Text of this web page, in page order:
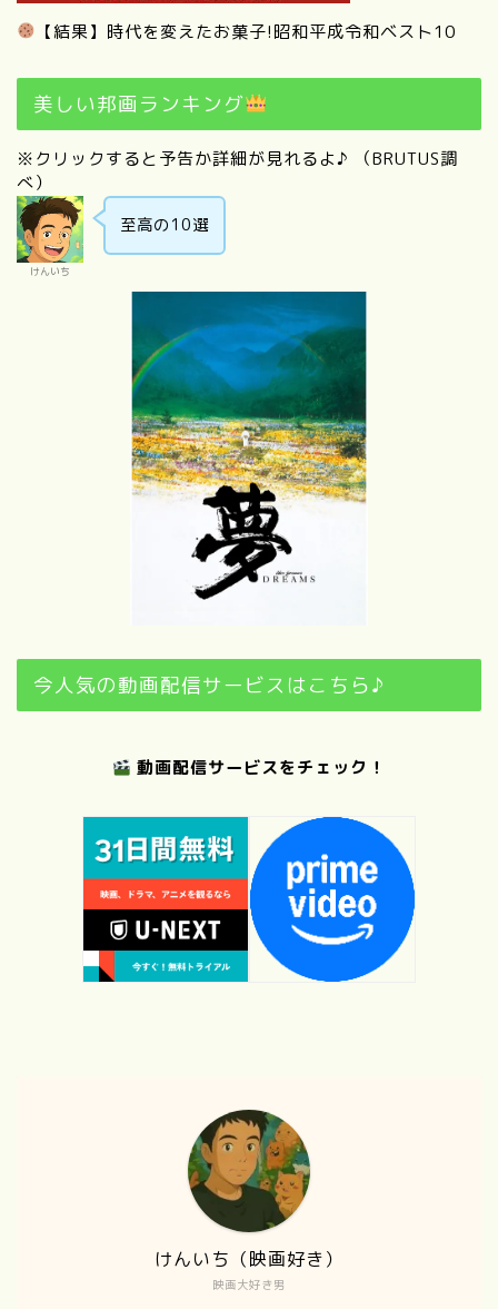
【結果】時代を変えたお菓子!昭和平成令和ベスト10
美しい邦画ランキング
※クリックすると予告か詳細が見れるよ♪ （BRUTUS調
べ）
けんいち
至高の10選
今人気の動画配信サービスはこちら♪
動画配信サービスをチェック！
映画大好き男
けんいち（映画好き）